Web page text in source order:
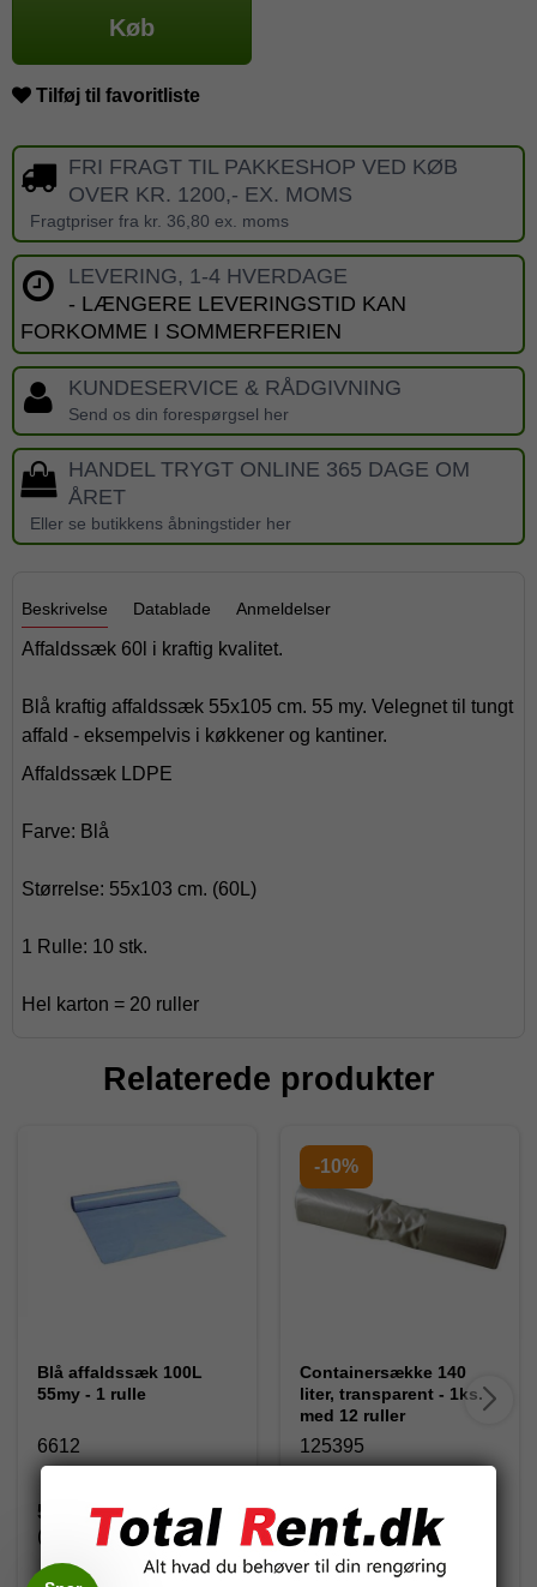
Køb
Tilføj til favoritliste
FRI FRAGT TIL PAKKESHOP VED KØB
OVER KR. 1200,- EX. MOMS
Fragtpriser fra kr. 36,80 ex. moms
LEVERING, 1-4 HVERDAGE
- LÆNGERE LEVERINGSTID KAN
FORKOMME I SOMMERFERIEN
KUNDESERVICE & RÅDGIVNING
Send os din forespørgsel her
HANDEL TRYGT ONLINE 365 DAGE OM
ÅRET
Eller se butikkens åbningstider her
Beskrivelse Datablade Anmeldelser
Affaldssæk 60l i kraftig kvalitet.
Blå kraftig affaldssæk 55x105 cm. 55 my. Velegnet til tungt
affald - eksempelvis i køkkener og kantiner.
Affaldssæk LDPE
Farve: Blå
Størrelse: 55x103 cm. (60L)
1 Rulle: 10 stk.
Hel karton = 20 ruller
Relaterede produkter
Blå affaldssæk 100L
55my - 1 rulle
6612
59,62 DKK
(inkl. moms)
-10%
Containersække 140
liter, transparent - 1ks.
med 12 ruller
125395
520,00 DKK
468,00 DKK
(inkl. moms)